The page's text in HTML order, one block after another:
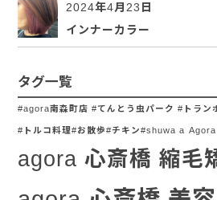
2024年4月23日
インナーカラー
タグ一覧
#agora南森町店 #てんとう虫パーク #トラン
#トルコ料理#お散歩#チキン#shuwa a Agora
agora 心斎橋 縮毛